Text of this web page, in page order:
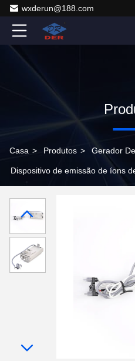
wxderun@188.com
Casa > Produtos > Gerador
Dispositivo de emissão de íons